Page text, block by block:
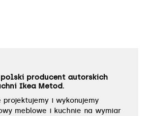
polski producent autorskich
Ikea Metod.
projektujemy i wykonujemy
meblowe i kuchnie na wymiar